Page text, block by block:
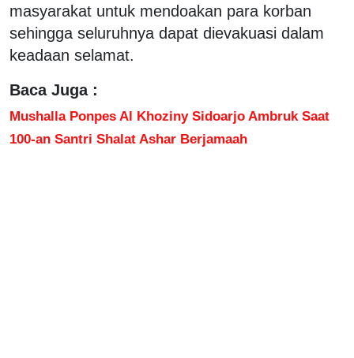
masyarakat untuk mendoakan para korban
sehingga seluruhnya dapat dievakuasi dalam
keadaan selamat.
Baca Juga :
Mushalla Ponpes Al Khoziny Sidoarjo Ambruk Saat
100-an Santri Shalat Ashar Berjamaah